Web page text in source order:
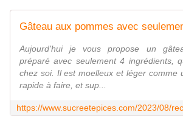
Aujourd'hui je vous propose un
préparé avec seulement 4 ingrédients,
chez soi. Il est moelleux et léger comme
rapide à faire, et sup...